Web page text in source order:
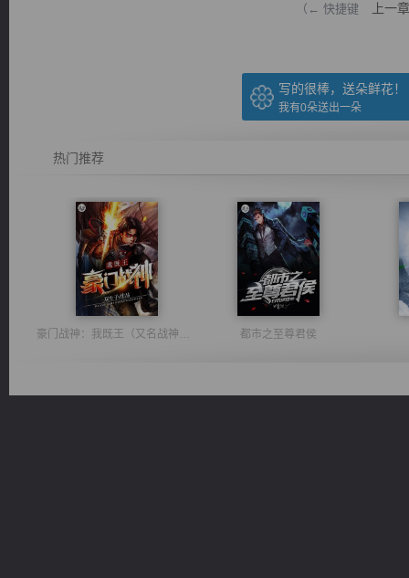
（← 快捷键 上一章
写的很棒，送朵鲜花！
我有0朵送出一朵
热门推荐
豪门战神：我既王（又名战神归来不败神婿修罗战神） 都市之至尊君侯